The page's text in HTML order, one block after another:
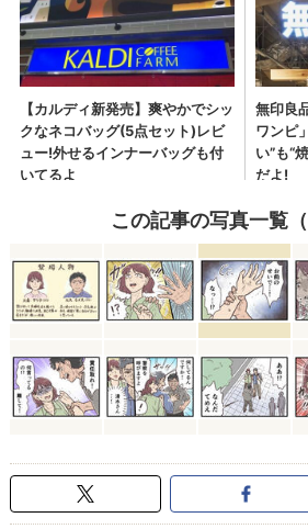
この記事の写真一覧（